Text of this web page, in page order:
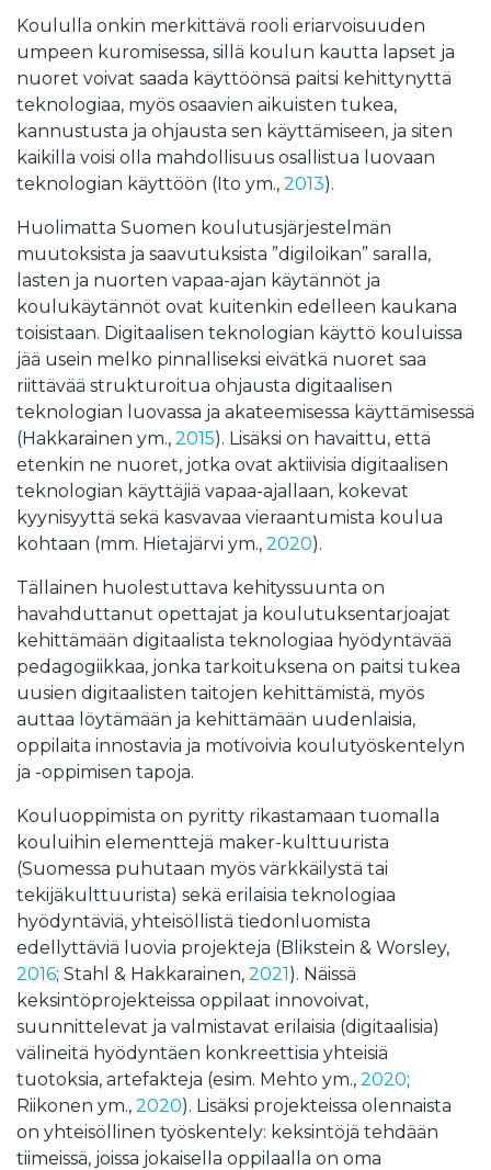
Koululla onkin merkittävä rooli eriarvoisuuden
umpeen kuromisessa, sillä koulun kautta lapset ja
nuoret voivat saada käyttöönsä paitsi kehittynyttä
teknologiaa, myös osaavien aikuisten tukea,
kannustusta ja ohjausta sen käyttämiseen, ja siten
kaikilla voisi olla mahdollisuus osallistua luovaan
teknologian käyttöön (Ito ym., 2013).
Huolimatta Suomen koulutusjärjestelmän
muutoksista ja saavutuksista ”digiloikan” saralla,
lasten ja nuorten vapaa-ajan käytännöt ja
koulukäytännöt ovat kuitenkin edelleen kaukana
toisistaan. Digitaalisen teknologian käyttö kouluissa
jää usein melko pinnalliseksi eivätkä nuoret saa
riittävää strukturoitua ohjausta digitaalisen
teknologian luovassa ja akateemisessa käyttämisessä
(Hakkarainen ym., 2015). Lisäksi on havaittu, että
etenkin ne nuoret, jotka ovat aktiivisia digitaalisen
teknologian käyttäjiä vapaa-ajallaan, kokevat
kyynisyyttä sekä kasvavaa vieraantumista koulua
kohtaan (mm. Hietajärvi ym., 2020).
Tällainen huolestuttava kehityssuunta on
havahduttanut opettajat ja koulutuksentarjoajat
kehittämään digitaalista teknologiaa hyödyntävää
pedagogiikkaa, jonka tarkoituksena on paitsi tukea
uusien digitaalisten taitojen kehittämistä, myös
auttaa löytämään ja kehittämään uudenlaisia,
oppilaita innostavia ja motivoivia koulutyöskentelyn
ja -oppimisen tapoja.
Kouluoppimista on pyritty rikastamaan tuomalla
kouluihin elementtejä maker-kulttuurista
(Suomessa puhutaan myös värkkäilystä tai
tekijäkulttuurista) sekä erilaisia teknologiaa
hyödyntäviä, yhteisöllistä tiedonluomista
edellyttäviä luovia projekteja (Blikstein & Worsley,
2016; Stahl & Hakkarainen, 2021). Näissä
keksintöprojekteissa oppilaat innovoivat,
suunnittelevat ja valmistavat erilaisia (digitaalisia)
välineitä hyödyntäen konkreettisia yhteisiä
tuotoksia, artefakteja (esim. Mehto ym., 2020;
Riikonen ym., 2020). Lisäksi projekteissa olennaista
on yhteisöllinen työskentely: keksintöjä tehdään
tiimeissä, joissa jokaisella oppilaalla on oma